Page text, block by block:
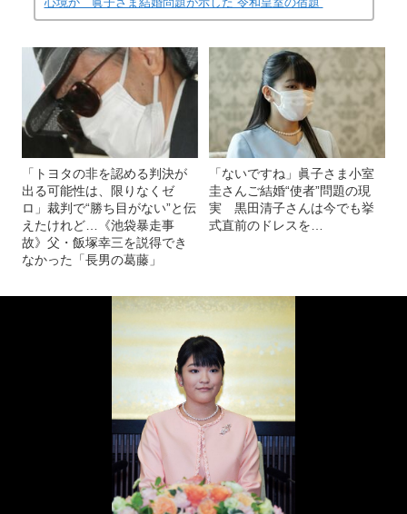
「トヨタの非を認める判決が
出る可能性は、限りなくゼ
ロ」裁判で“勝ち目がない”と伝
えたけれど…《池袋暴走事
故》父・飯塚幸三を説得でき
なかった「長男の葛藤」
「ないですね」眞子さま小室
圭さんご結婚“使者”問題の現
実 黒田清子さんは今でも挙
式直前のドレスを…